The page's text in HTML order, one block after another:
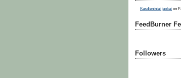
Kasdieniniai juokai on
FeedBurner
Followers